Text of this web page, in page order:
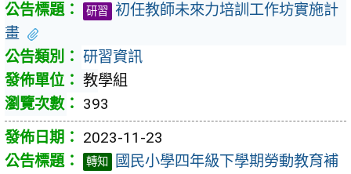
研習
初任教師未來力培訓工作坊實施計
畫
研習資訊
教學組
393
2023-11-23
轉知
國民小學四年級下學期勞動教育補